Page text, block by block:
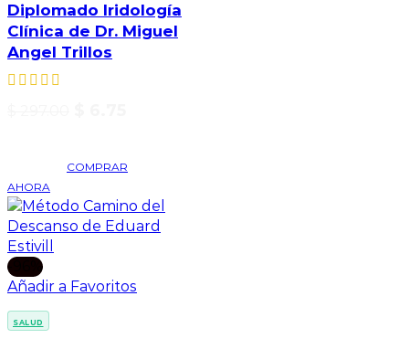
Diplomado Iridología
Clínica de Dr. Miguel
Angel Trillos
COMPRAR
AHORA
-96%
Añadir a Favoritos
SALUD